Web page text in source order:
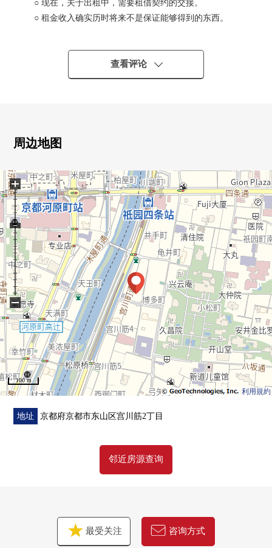
○ 现在，关于出租中，需要租借契约的交接。
○ 租金收入确实历时将来不是保证能够得到的东西。
0到京阪本线"祗园四条"车站步行2分钟
0到阪急京都线"京都河原町"车站步行5分钟
05层的最上階
0附带TV监视器的内部对讲机
查看评论
周边地图
利用規約
100 m
+
−
地址 京都府京都市东山区宫川筋2丁目
邻近房源查询
最受关注 咨询方式